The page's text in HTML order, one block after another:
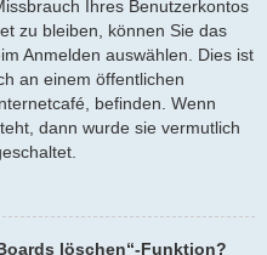
Ihres Benutzerkontos
zu bleiben, können Sie das
Anmelden auswählen. Dies ist
an einem öffentlichen
befinden. Wenn
dann wurde sie vermutlich
löschen“-Funktion?